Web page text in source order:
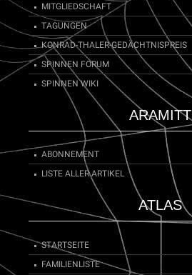
MITGLIEDSCHAFT
TAGUNGEN
KONRAD-THALER-GEDÄCHTNISPREIS
SPINNEN FORUM
SPINNEN WIKI
ARAMITT
ABONNEMENT
LISTE ALLER ARTIKEL
ATLAS
STARTSEITE
FAMILIENLISTE